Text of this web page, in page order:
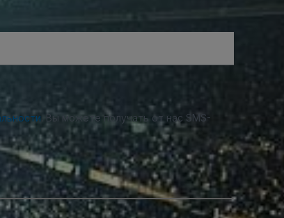
. Вы можете получать от нас SMS-